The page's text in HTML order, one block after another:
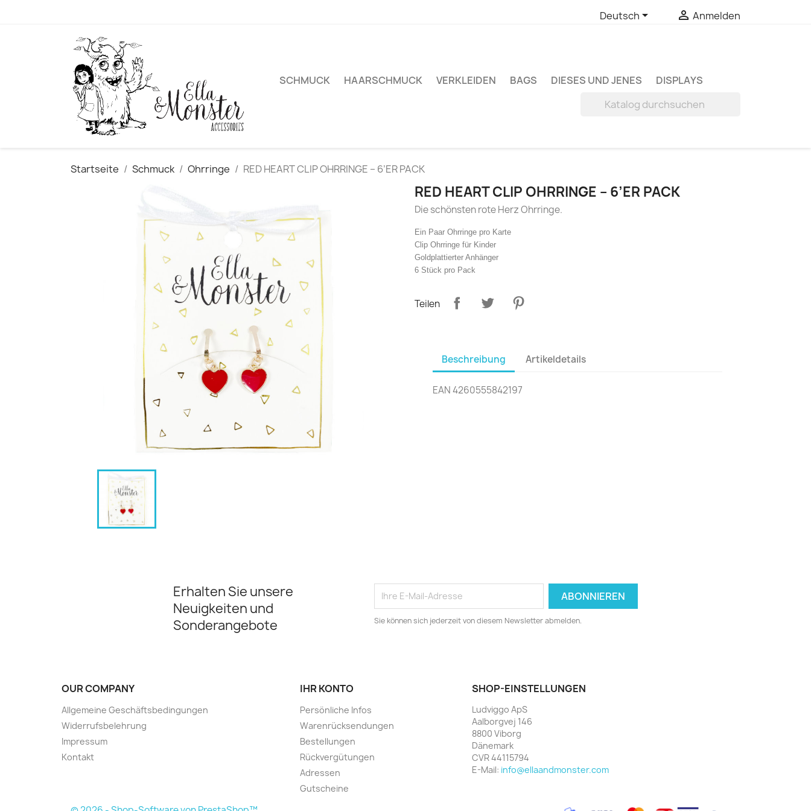
Deutsch  Anmelden
SCHMUCK HAARSCHMUCK VERKLEIDEN BAGS DIESES UND JENES DISPLAYS
Startseite Schmuck Ohrringe RED HEART CLIP OHRRINGE – 6’ER PACK
RED HEART CLIP OHRRINGE – 6’ER PACK
Die schönsten rote Herz Ohrringe.
Ein Paar Ohrringe pro Karte
Clip Ohrringe für Kinder
Goldplattierter Anhänger
6 Stück pro Pack
Teilen
Beschreibung Artikeldetails
EAN 4260555842197
Erhalten Sie unsere
Neuigkeiten und
Sonderangebote
Sie können sich jederzeit von diesem Newsletter abmelden.
OUR COMPANY
Allgemeine Geschäftsbedingungen
Widerrufsbelehrung
Impressum
Kontakt
IHR KONTO
Persönliche Infos
Warenrücksendungen
Bestellungen
Rückvergütungen
Adressen
Gutscheine
SHOP-EINSTELLUNGEN
Ludviggo ApS
Aalborgvej 146
8800 Viborg
Dänemark
CVR 44115794
E-Mail: info@ellaandmonster.com